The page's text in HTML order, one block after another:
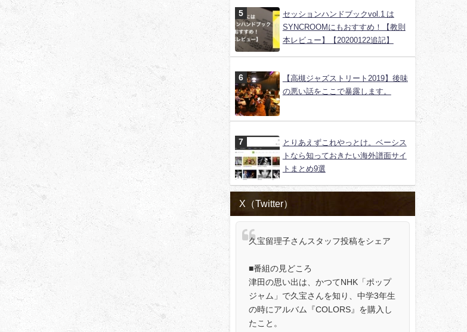
セッションハンドブックvol.1 は
SYNCROOMにもおすすめ！【教則
本レビュー】【20200122追記】
【高槻ジャズストリート2019】後味
の悪い話をここで暴露します。
とりあえずこれやっとけ。ベーシス
トなら知っておきたい海外譜面サイ
トまとめ9選
X（Twitter）
久宝留理子さんスタッフ投稿をシェア
■番組の見どころ
津田の思い出は、かつてNHK「ポップ
ジャム」で久宝さんを知り、中学3年生
の時にアルバム『COLORS』を購入し
たこと。